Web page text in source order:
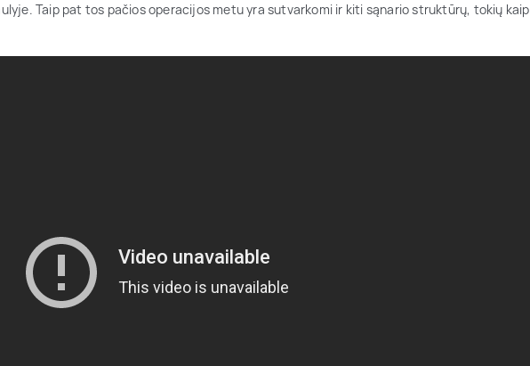
Taip pat tos pačios operacijos metu yra sutvarkomi ir kiti sąnario struktūrų, tokių kaip